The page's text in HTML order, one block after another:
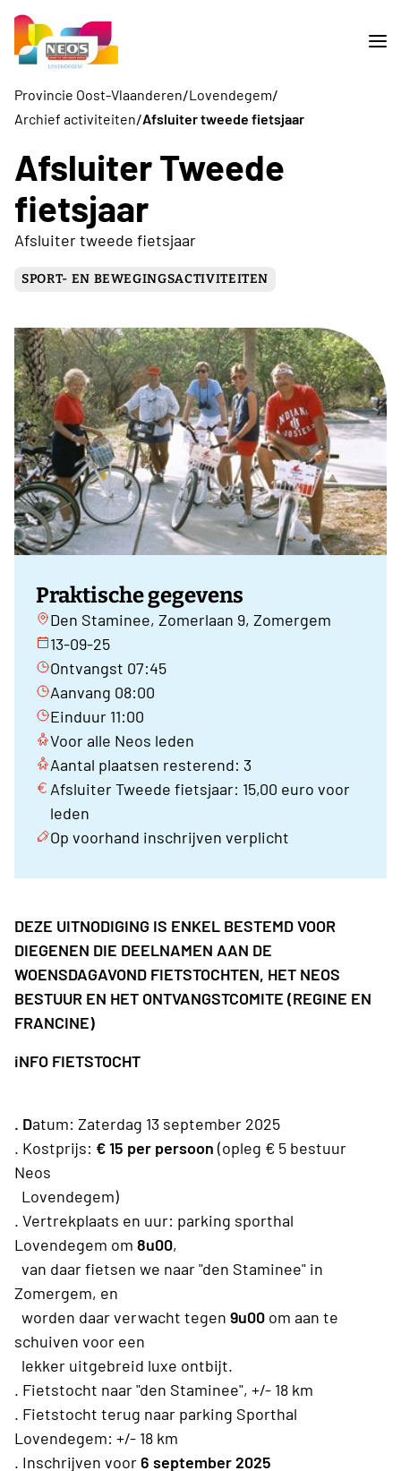
Provincie Oost-Vlaanderen/Lovendegem/
Archief activiteiten/Afsluiter tweede fietsjaar
Afsluiter Tweede
fietsjaar
Afsluiter tweede fietsjaar
SPORT- EN BEWEGINGSACTIVITEITEN
Praktische gegevens
Den Staminee, Zomerlaan 9, Zomergem
13-09-25
Ontvangst 07:45
Aanvang 08:00
Einduur 11:00
Voor alle Neos leden
Aantal plaatsen resterend: 3
Afsluiter Tweede fietsjaar: 15,00 euro voor
leden
Op voorhand inschrijven verplicht
DEZE UITNODIGING IS ENKEL BESTEMD VOOR
DIEGENEN DIE DEELNAMEN AAN DE
WOENSDAGAVOND FIETSTOCHTEN, HET NEOS
BESTUUR EN HET ONTVANGSTCOMITE (REGINE EN
FRANCINE)
iNFO FIETSTOCHT
. Datum: Zaterdag 13 september 2025
. Kostprijs: € 15 per persoon (opleg € 5 bestuur
Neos
Lovendegem)
. Vertrekplaats en uur: parking sporthal
Lovendegem om 8u00,
van daar fietsen we naar "den Staminee" in
Zomergem, en
worden daar verwacht tegen 9u00 om aan te
schuiven voor een
lekker uitgebreid luxe ontbijt.
. Fietstocht naar "den Staminee", +/- 18 km
. Fietstocht terug naar parking Sporthal
Lovendegem: +/- 18 km
. Inschrijven voor 6 september 2025